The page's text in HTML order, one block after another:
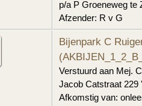
p/a P Groeneweg te
Afzender: R v G
Bijenpark C
Verstuurd aan Mej.
Jacob Catstraat 229
Afkomstig van: